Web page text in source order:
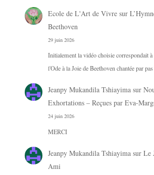
Ecole de L'Art de Vivresur
Beethoven
29 juin 2026
Initialement la vidéo choisie correspondait à
l'Ode à la Joie de Beethoven chantée par
Jeanpy Mukandila Tshiayimasur
Exhortations – Reçues par Eva-
24 juin 2026
MERCI
Jeanpy Mukandila Tshiayimasur Le
Ami